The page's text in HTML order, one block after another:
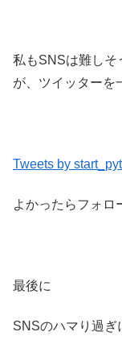
私もSNSは難しそ
が、ツイッターを
Tweets by
よかったらフォロ
最後に
SNSのハマり過ぎ